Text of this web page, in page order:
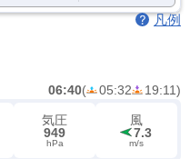
凡例
06:40( 05:32 19:11)
気圧
949
hPa
風
7.3
m/s